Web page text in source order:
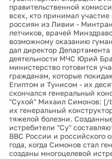
правительственной
всех, кто принимал
россиян из Ливии -
летчиков, врачей
возможному оказанию
дал директор
деятельности МЧС Юрий
министерство готовится
гражданам, которые
Египтом и Тунисом - их
скончался генеральный
"Сухой" Михаил Симонов: [/
их генеральный
тяжелой болезни.
истребители "Су"
ВВС России и российского
года, когда Симонов стал
созданы многоцелевой